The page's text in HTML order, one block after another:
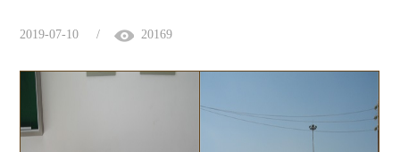
2019-07-10 / 20169